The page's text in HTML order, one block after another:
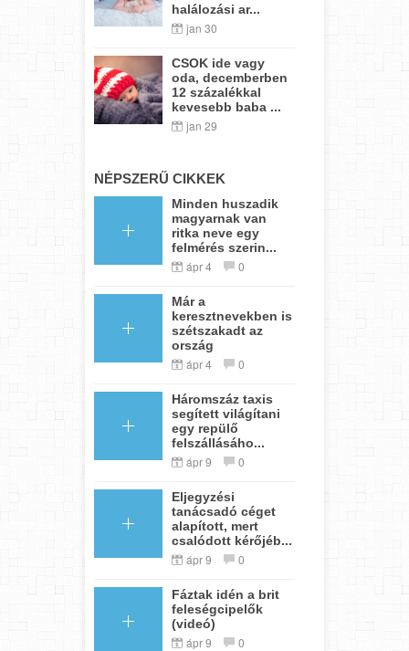
halálozási ar...
jan 30
CSOK ide vagy
oda, decemberben
12 százalékkal
kevesebb baba ...
jan 29
NÉPSZERŰ CIKKEK
Minden huszadik
magyarnak van
ritka neve egy
felmérés szerin...
ápr 4 0
Már a
keresztnevekben is
szétszakadt az
ország
ápr 4 0
Háromszáz taxis
segített világítani
egy repülő
felszállásáho...
ápr 9 0
Eljegyzési
tanácsadó céget
alapított, mert
csalódott kérőjéb...
ápr 9 0
Fáztak idén a brit
feleségcipelők
(videó)
ápr 9 0